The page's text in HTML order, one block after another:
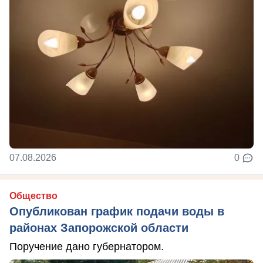
07.08.2026 0
Общество
Опубликован график подачи воды в
районах Запорожской области
Поручение дано губернатором.